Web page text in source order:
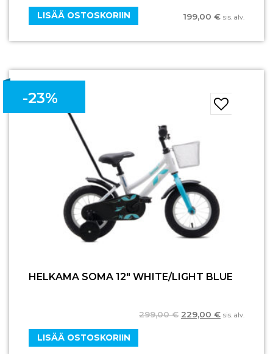
199,00 € sis. alv.
LISÄÄ OSTOSKORIIN
-23%
HELKAMA SOMA 12″ WHITE/LIGHT BLUE
299,00€ 229,00 € sis. alv.
LISÄÄ OSTOSKORIIN